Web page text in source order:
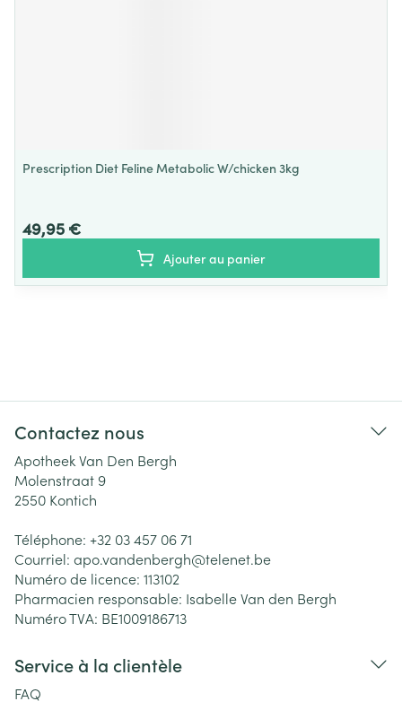
Prescription Diet Feline Metabolic W/chicken 3kg
49,95 €
Ajouter au panier
Contactez nous
Apotheek Van Den Bergh
Molenstraat 9
2550 Kontich
Téléphone: +32 03 457 06 71
Courriel: apo.vandenbergh@telenet.be
Numéro de licence: 113102
Pharmacien responsable: Isabelle Van den Bergh
Numéro TVA: BE1009186713
Service à la clientèle
FAQ